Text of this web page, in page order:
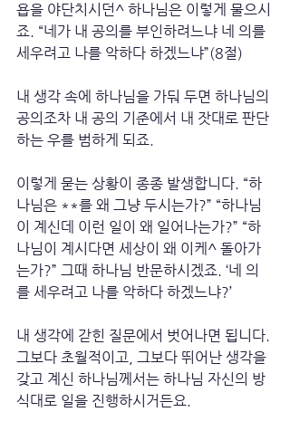
욥을 야단치시던^ 하나님은 이렇게 물으시
죠. “네가 내 공의를 부인하려느냐 네 의를
세우려고 나를 악하다 하겠느냐”(8절)
내 생각 속에 하나님을 가둬 두면 하나님의
공의조차 내 공의 기준에서 내 잣대로 판단
하는 우를 범하게 되죠.
이렇게 묻는 상황이 종종 발생합니다. “하
나님은 **를 왜 그냥 두시는가?” “하나님
이 계신데 이런 일이 왜 일어나는가?” “하
나님이 계시다면 세상이 왜 이케^ 돌아가
는가?” 그때 하나님 반문하시겠죠. ‘네 의
를 세우려고 나를 악하다 하겠느냐?’
내 생각에 갇힌 질문에서 벗어나면 됩니다.
그보다 초월적이고, 그보다 뛰어난 생각을
갖고 계신 하나님께서는 하나님 자신의 방
식대로 일을 진행하시거든요.